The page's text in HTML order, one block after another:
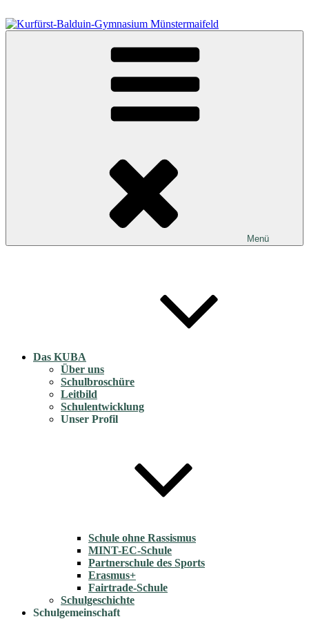
Inhalt
springen
Kurfürst-Balduin-Gymnasium Münstermaifeld
Menü
Das KUBA
Über uns
Schulbroschüre
Leitbild
Schulentwicklung
Unser Profil
Schule ohne Rassismus
MINT-EC-Schule
Partnerschule des Sports
Erasmus+
Fairtrade-Schule
Schulgeschichte
Schulgemeinschaft